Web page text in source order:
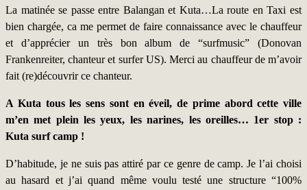
La matinée se passe entre Balangan et Kuta…La route en Taxi est
bien chargée, ca me permet de faire connaissance avec le chauffeur
et d’apprécier un très bon album de “surfmusic” (Donovan
Frankenreiter, chanteur et surfer US). Merci au chauffeur de m’avoir
fait (re)découvrir ce chanteur.
A Kuta tous les sens sont en éveil, de prime abord cette ville
m’en met plein les yeux, les narines, les oreilles… 1er stop :
Kuta surf camp !
D’habitude, je ne suis pas attiré par ce genre de camp. Je l’ai choisi
au hasard et j’ai quand même voulu testé une structure “100%